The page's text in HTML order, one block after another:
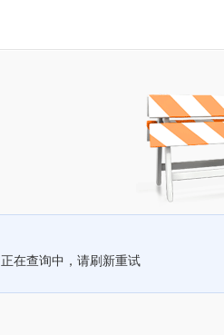
正在查询中，请刷新重试